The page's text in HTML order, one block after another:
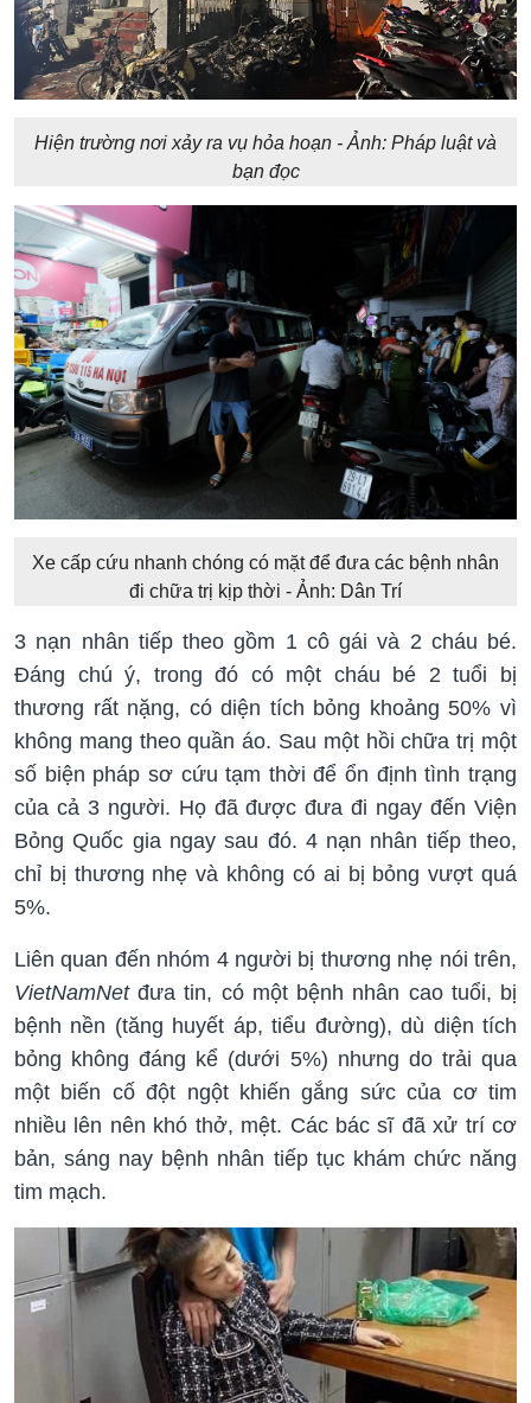
Hiện trường nơi xảy ra vụ hỏa hoạn - Ảnh: Pháp luật và
bạn đọc
Xe cấp cứu nhanh chóng có mặt để đưa các bệnh nhân
đi chữa trị kịp thời - Ảnh: Dân Trí
3 nạn nhân tiếp theo gồm 1 cô gái và 2 cháu bé.
Đáng chú ý, trong đó có một cháu bé 2 tuổi bị
thương rất nặng, có diện tích bỏng khoảng 50% vì
không mang theo quần áo. Sau một hồi chữa trị một
số biện pháp sơ cứu tạm thời để ổn định tình trạng
của cả 3 người. Họ đã được đưa đi ngay đến Viện
Bỏng Quốc gia ngay sau đó. 4 nạn nhân tiếp theo,
chỉ bị thương nhẹ và không có ai bị bỏng vượt quá
5%.
Liên quan đến nhóm 4 người bị thương nhẹ nói trên,
VietNamNetđưa tin, có một bệnh nhân cao tuổi, bị
bệnh nền (tăng huyết áp, tiểu đường), dù diện tích
bỏng không đáng kể (dưới 5%) nhưng do trải qua
một biến cố đột ngột khiến gắng sức của cơ tim
nhiều lên nên khó thở, mệt. Các bác sĩ đã xử trí cơ
bản, sáng nay bệnh nhân tiếp tục khám chức năng
tim mạch.